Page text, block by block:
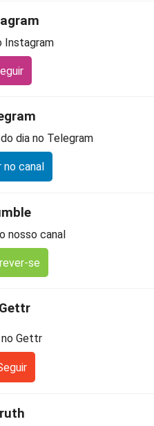
Instagram
dia no Telegram
no canal
nosso canal
se
Gettr
Gettr